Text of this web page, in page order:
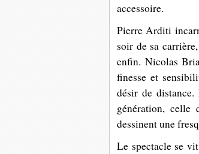
accessoire.
Pierre Arditi
soir de sa
enfin. Nicolas
finesse et
désir de
génération, celle
dessinent une
Le spectacle se